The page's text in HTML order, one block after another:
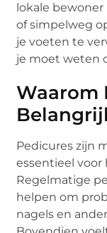
lokale
of simpelweg
je voeten te
je moet weten
Waarom
Pedicures zijn
essentieel
Regelmatige
helpen om
nagels en